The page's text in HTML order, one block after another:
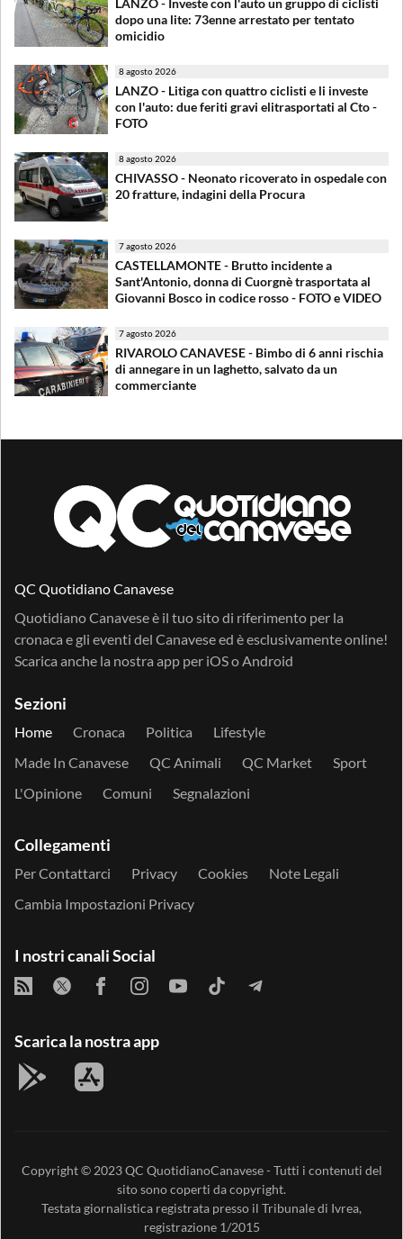
LANZO - Investe con l'auto un gruppo di ciclisti
dopo una lite: 73enne arrestato per tentato
omicidio
8 agosto 2026
LANZO - Litiga con quattro ciclisti e li investe
con l'auto: due feriti gravi elitrasportati al Cto -
FOTO
8 agosto 2026
CHIVASSO - Neonato ricoverato in ospedale con
20 fratture, indagini della Procura
7 agosto 2026
CASTELLAMONTE - Brutto incidente a
Sant'Antonio, donna di Cuorgnè trasportata al
Giovanni Bosco in codice rosso - FOTO e VIDEO
7 agosto 2026
RIVAROLO CANAVESE - Bimbo di 6 anni rischia
di annegare in un laghetto, salvato da un
commerciante
QC Quotidiano Canavese
Quotidiano Canavese è il tuo sito di riferimento per la
cronaca e gli eventi del Canavese ed è esclusivamente online!
Scarica anche la nostra app per iOSoAndroid
Sezioni
Home Cronaca Politica
Lifestyle
Made In Canavese
QC Animali QC Market
Sport
L'Opinione
Comuni Segnalazioni
Collegamenti
Per Contattarci Privacy Cookies
Note Legali
Cambia Impostazioni Privacy
I nostri canali Social
Scarica la nostra app
Copyright © 2023QC QuotidianoCanavese- Tutti i contenuti del
sito sono coperti da copyright.
Testata giornalistica registrata presso il Tribunale di Ivrea,
registrazione 1/2015